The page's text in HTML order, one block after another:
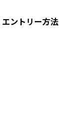
エントリー方法